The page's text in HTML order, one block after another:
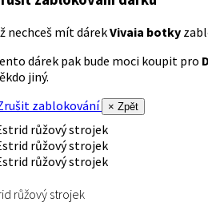
nechceš mít dárekVivaia botky
dárek pak bude moci koupit pro
jiný.
zablokování
× Zpět
růžový strojek